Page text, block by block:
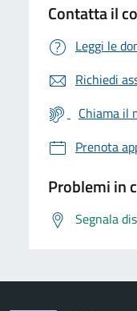
Contatta il
Leggi le
Richiedi
Chiama il
Prenota
Problemi in
Segnala